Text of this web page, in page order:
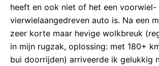
heeft en ook niet of het een voorwiel-
vierwielaangedreven auto is. Na een
zeer korte maar hevige wolkbreuk
in mijn rugzak, oplossing: met 180+
bui doorrijden) arriveerde ik gelukkig